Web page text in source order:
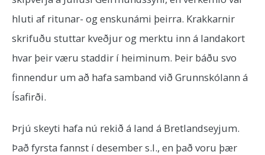
hluti af ritunar- og enskunámi þeirra. Krakkarnir
skrifuðu stuttar kveðjur og merktu inn á landakort
hvar þeir væru staddir í heiminum. Þeir báðu svo
finnendur um að hafa samband við Grunnskólann á
Ísafirði.
Þrjú skeyti hafa nú rekið á land á Bretlandseyjum.
Það fyrsta fannst í desember s.l., en það voru þær